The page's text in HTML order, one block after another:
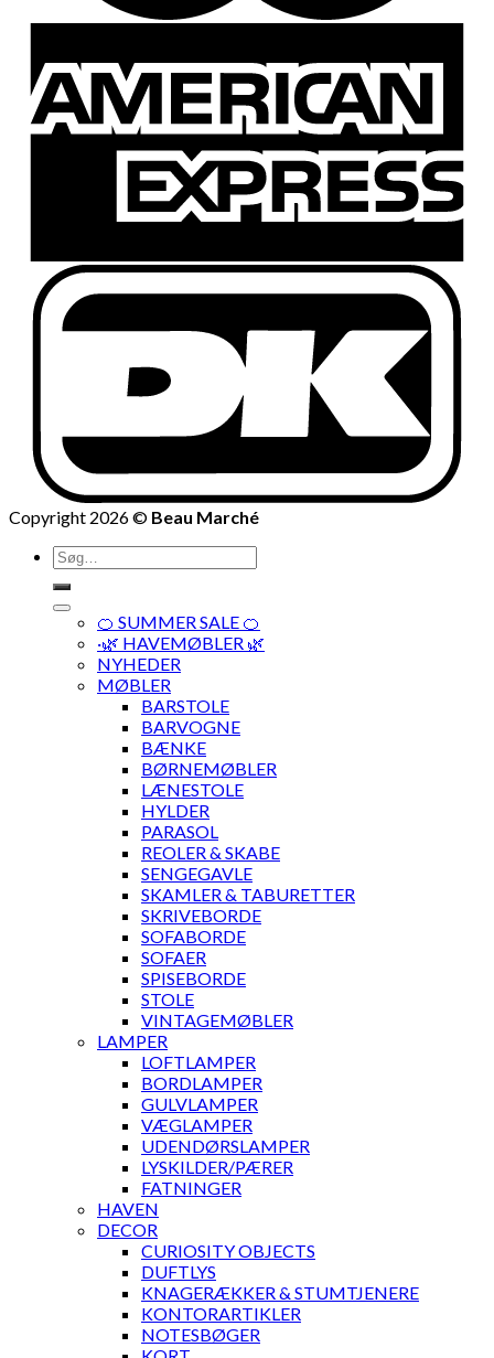
Copyright 2026 © Beau Marché
Søg
efter:
🍊 SUMMER SALE 🍊
·🌿 HAVEMØBLER 🌿
NYHEDER
MØBLER
BARSTOLE
BARVOGNE
BÆNKE
BØRNEMØBLER
LÆNESTOLE
HYLDER
PARASOL
REOLER & SKABE
SENGEGAVLE
SKAMLER & TABURETTER
SKRIVEBORDE
SOFABORDE
SOFAER
SPISEBORDE
STOLE
VINTAGEMØBLER
LAMPER
LOFTLAMPER
BORDLAMPER
GULVLAMPER
VÆGLAMPER
UDENDØRSLAMPER
LYSKILDER/PÆRER
FATNINGER
HAVEN
DECOR
CURIOSITY OBJECTS
DUFTLYS
KNAGERÆKKER & STUMTJENERE
KONTORARTIKLER
NOTESBØGER